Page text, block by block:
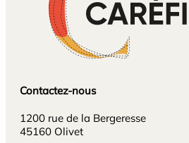
Contactez-nous
1200 rue de la Bergeresse
45160 Olivet